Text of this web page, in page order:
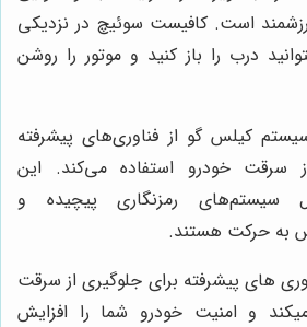
است. کافیست سوئیچ در نزدیکی
درب را باز کنید و موتور را روشن
کیلس گو از فناوری‌های پیشرفته
سرقت خودرو استفاده می‌کند. این
سیستم‌های رمزنگاری پیچیده و
به حرکت هستند.
های پیشرفته برای جلوگیری از سرقت
و امنیت خودرو شما را افزایش